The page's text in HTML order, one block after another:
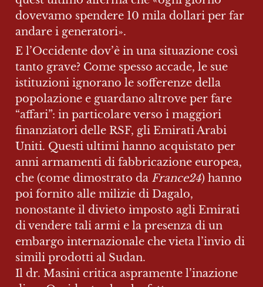
dovevamo spendere 10 mila dollari per far
andare i generatori».
E l’Occidente dov’è in una situazione così
tanto grave? Come spesso accade, le sue
istituzioni ignorano le sofferenze della
popolazione e guardano altrove per fare
“affari”: in particolare verso i maggiori
finanziatori delle RSF, gli Emirati Arabi
Uniti. Questi ultimi hanno acquistato per
anni armamenti di fabbricazione europea,
che (come dimostrato da France24) hanno
poi fornito alle milizie di Dagalo,
nonostante il divieto imposto agli Emirati
di vendere tali armi e la presenza di un
embargo internazionale che vieta l’invio di
simili prodotti al Sudan.
Il dr. Masini critica aspramente l’inazione